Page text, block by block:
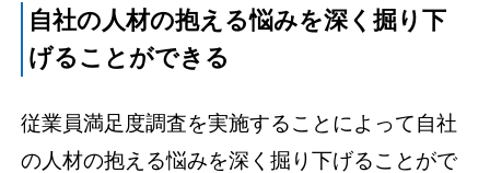
自社の人材の抱える悩みを深く掘り下
げることができる
従業員満足度調査を実施することによって自社
の人材の抱える悩みを深く掘り下げることがで